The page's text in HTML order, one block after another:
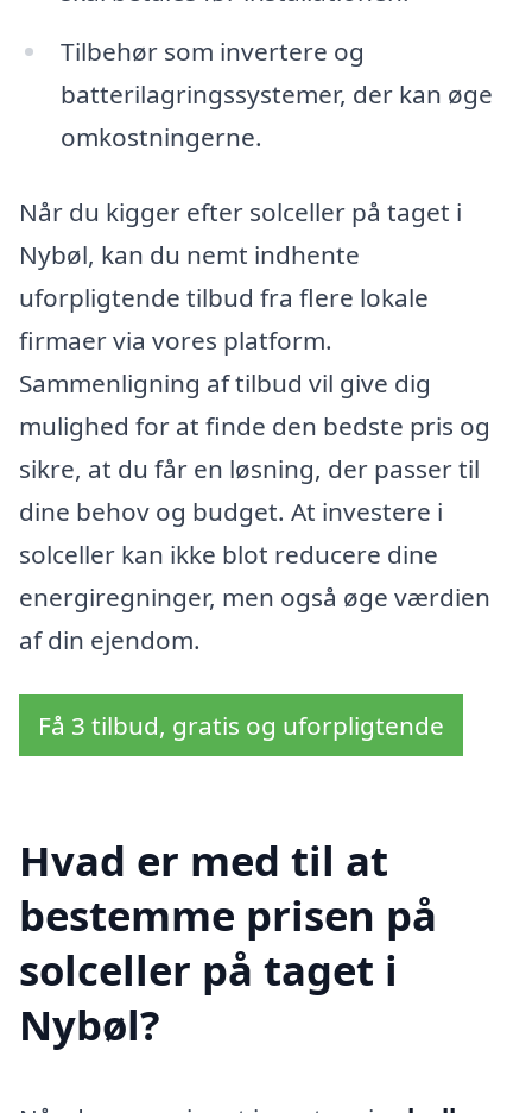
Tilbehør som invertere og
batterilagringssystemer, der kan øge
omkostningerne.
Når du kigger efter solceller på taget i
Nybøl, kan du nemt indhente
uforpligtende tilbud fra flere lokale
firmaer via vores platform.
Sammenligning af tilbud vil give dig
mulighed for at finde den bedste pris og
sikre, at du får en løsning, der passer til
dine behov og budget. At investere i
solceller kan ikke blot reducere dine
energiregninger, men også øge værdien
af din ejendom.
Få 3 tilbud, gratis og uforpligtende
Hvad er med til at
bestemme prisen på
solceller på taget i
Nybøl?